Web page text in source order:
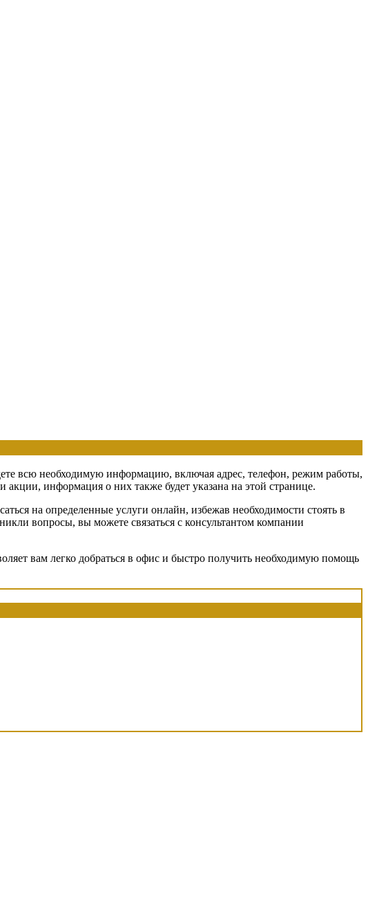
всю необходимую информацию, включая адрес, телефон, режим работы,
информация о них также будет указана на этой странице.
на определенные услуги онлайн, избежав необходимости стоять в
вопросы, вы можете связаться с консультантом компании
вам легко добраться в офис и быстро получить необходимую помощь